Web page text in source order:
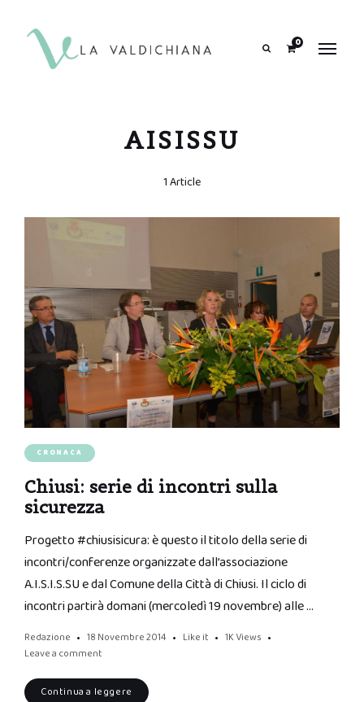
0
AISISSU
1 Article
CRONACA
Chiusi: serie di incontri sulla
sicurezza
Progetto #chiusisicura: è questo il titolo della serie di
incontri/conferenze organizzate dall’associazione
A.I.S.I.S.SU e dal Comune della Città di Chiusi. Il ciclo di
incontri partirà domani (mercoledì 19 novembre) alle …
Redazione 18 Novembre 2014 Like it 1K Views
Leave a comment
Continua a leggere